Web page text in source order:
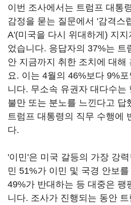
이번 조사에서는 트럼프 대통
감정을 묻는 질문에서 '감격스
A'(미국을 다시 위대하게) 지
었습니다. 응답자의 37%는 트
안 지금까지 취한 조치에 대해
요. 이는 4월의 46%보다 9%
니다. 무소속 유권자 대다수는
불만 또는 분노를 느낀다고 답
트럼프 대통령의 직무 수행에
다.
'이민'은 미국 갈등의 가장 강
민 51%가 이민 및 국경 안보
49%가 반대하는 등 대중은 팽
니다. 조사가 진행되는 동안